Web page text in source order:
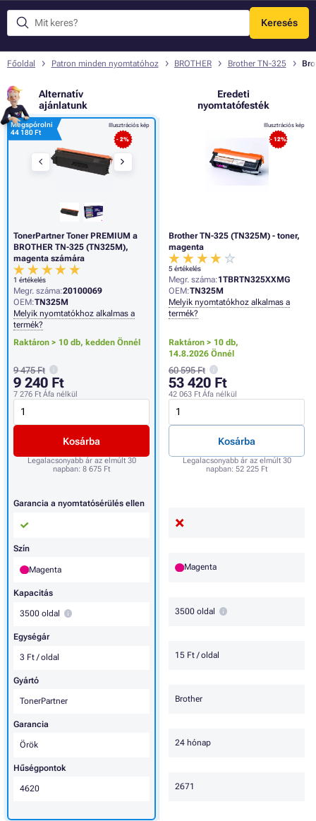
Keresés
Menü
Főoldal Patron minden nyomtatóhoz BROTHER Brother TN-325
Alternatív
ajánlatunk
Eredeti
nyomtatófesték
Illusztrációs kép
- 12%
Brother TN-325 (TN325M) - toner,
magenta
5 értékelés
Megr. száma:1TBRTN325XXMG
OEM:TN325M
Melyik nyomtatókhoz alkalmas a
termék?
Raktáron > 10 db,
14.8.2026 Önnél
60 595 Ft
53 420 Ft
42 063 Ft Áfa nélkül
Kosárba
Legalacsonyabb ár az elmúlt 30
napban: 52 225 Ft
Magenta
3500 oldal
15 Ft / oldal
Brother
24 hónap
2671
Illusztrációs kép
- 2%
Megspórolni
44 180 Ft
TonerPartner Toner PREMIUM a
BROTHER TN-325 (TN325M),
magenta számára
1 értékelés
Megr. száma:20100069
OEM:TN325M
Melyik nyomtatókhoz alkalmas a
termék?
Raktáron > 10 db, kedden Önnél
9 475 Ft
9 240 Ft
7 276 Ft Áfa nélkül
Kosárba
Legalacsonyabb ár az elmúlt 30
napban: 8 675 Ft
Garancia a nyomtatósérülés ellen
Szín
Magenta
Kapacitás
3500 oldal
Egységár
3 Ft / oldal
Gyártó
TonerPartner
Garancia
Örök
Hűségpontok
4620